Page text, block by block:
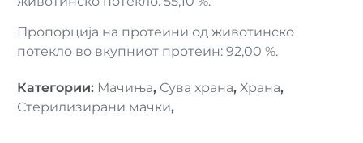
Пропорција на протеини од животинско
потекло во вкупниот протеин: 92,00 %.
Категории: Мачиња, Сува храна, Храна,
Стерилизирани мачки,